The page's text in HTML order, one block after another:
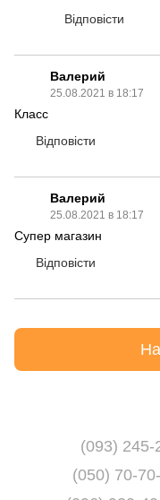
Відповісти
Валерий
25.08.2021 в 18:17
Класс
Відповісти
Валерий
25.08.2021 в 18:17
Супер магазин
Відповісти
(093) 245-
(050) 70-